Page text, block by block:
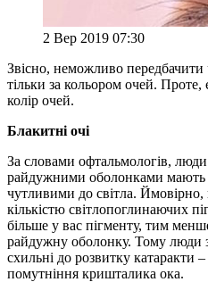
2 Вер 2019 07:30
Звісно, неможливо передбачити
тільки за кольором очей.
колір очей.
Блакитні очі
За словами офтальмологів,
райдужними оболонками мають
чутливими до світла. Ймовірно,
кількістю світлопоглинаючих
більше у вас пігменту, тим
райдужну оболонку. Тому люди
схильні до розвитку катаракти
помутніння кришталика ока.